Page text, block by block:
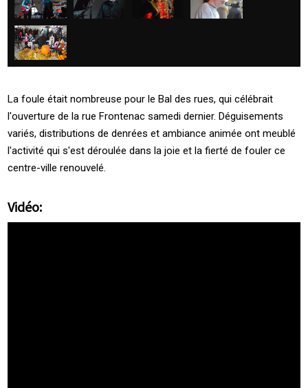
La foule était nombreuse pour le Bal des rues, qui célébrait
l'ouverture de la rue Frontenac samedi dernier. Déguisements
variés, distributions de denrées et ambiance animée ont meublé
l'activité qui s'est déroulée dans la joie et la fierté de fouler ce
centre-ville renouvelé.
Vidéo: